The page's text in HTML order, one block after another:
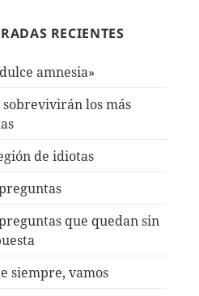
RECIENTES
amnesia»
sobrevivirán los más
de idiotas
que quedan sin
siempre, vamos